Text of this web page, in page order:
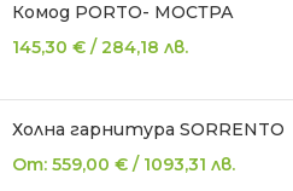
Комод PORTO- МОСТРА
145,30 € /284,18 лв.
Холна гарнитура SORRENTO
От: 559,00 € / 1093,31 лв.